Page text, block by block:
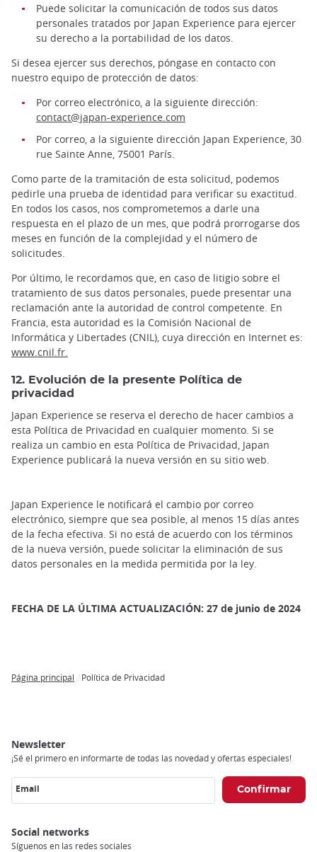
Puede solicitar la comunicación de todos sus datos
personales tratados por Japan Experience para ejercer
su derecho a la portabilidad de los datos.
Si desea ejercer sus derechos, póngase en contacto con
nuestro equipo de protección de datos:
Por correo electrónico, a la siguiente dirección:
contact@japan-experience.com
Por correo, a la siguiente dirección Japan Experience, 30
rue Sainte Anne, 75001 París.
Como parte de la tramitación de esta solicitud, podemos
pedirle una prueba de identidad para verificar su exactitud.
En todos los casos, nos comprometemos a darle una
respuesta en el plazo de un mes, que podrá prorrogarse dos
meses en función de la complejidad y el número de
solicitudes.
Por último, le recordamos que, en caso de litigio sobre el
tratamiento de sus datos personales, puede presentar una
reclamación ante la autoridad de control competente. En
Francia, esta autoridad es la Comisión Nacional de
Informática y Libertades (CNIL), cuya dirección en Internet es:
www.cnil.fr.
12. Evolución de la presente Política de
privacidad
Japan Experience se reserva el derecho de hacer cambios a
esta Política de Privacidad en cualquier momento. Si se
realiza un cambio en esta Política de Privacidad, Japan
Experience publicará la nueva versión en su sitio web.
Japan Experience le notificará el cambio por correo
electrónico, siempre que sea posible, al menos 15 días antes
de la fecha efectiva. Si no está de acuerdo con los términos
de la nueva versión, puede solicitar la eliminación de sus
datos personales en la medida permitida por la ley.
FECHA DE LA ÚLTIMA ACTUALIZACIÓN: 27 de junio de 2024
Página principal Política de Privacidad
Newsletter
¡Sé el primero en informarte de todas las novedad y ofertas especiales!
Email
Social networks
Síguenos en las redes sociales